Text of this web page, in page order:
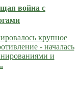
война с
крупное
- началась
и